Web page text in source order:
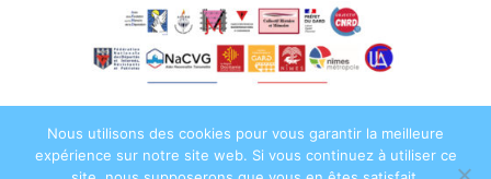
Nous utilisons des cookies pour vous garantir la meilleure
expérience sur notre site web. Si vous continuez à utiliser ce